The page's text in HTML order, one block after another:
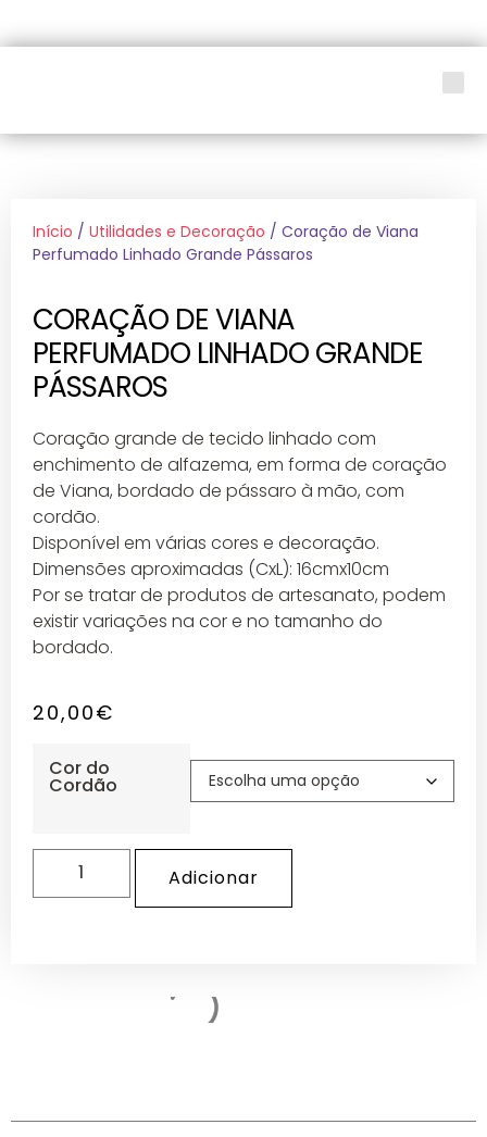
Início / Utilidades e Decoração / Coração de Viana
Perfumado Linhado Grande Pássaros
CORAÇÃO DE VIANA
PERFUMADO LINHADO GRANDE
PÁSSAROS
Coração grande de tecido linhado com
enchimento de alfazema, em forma de coração
de Viana, bordado de pássaro à mão, com
cordão.
Disponível em várias cores e decoração.
Dimensões aproximadas (CxL): 16cmx10cm
Por se tratar de produtos de artesanato, podem
existir variações na cor e no tamanho do
bordado.
20,00€
Cor do
Cordão
Adicionar